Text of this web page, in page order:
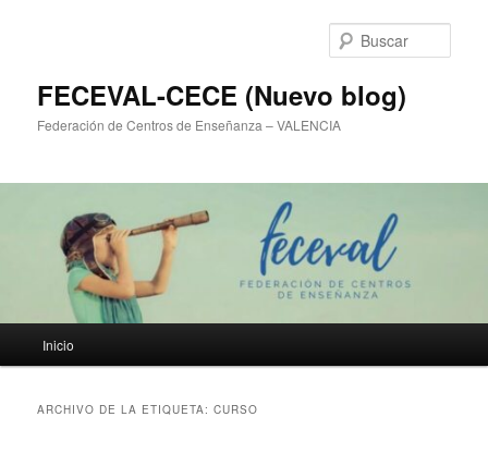
FECEVAL-CECE (Nuevo blog)
Federación de Centros de Enseñanza – VALENCIA
principal
Inicio
ARCHIVO DE LA ETIQUETA:CURSO